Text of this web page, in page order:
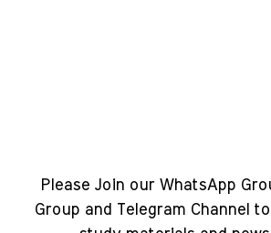
Please Join our WhatsApp
Group and Telegram Channel